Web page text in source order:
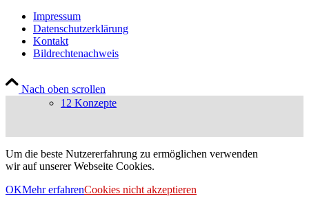
12 Konzepte
Impressum
Datenschutzerklärung
Kontakt
Bildrechtenachweis
Nach oben scrollen
Um die beste Nutzererfahrung zu ermöglichen verwenden
wir auf unserer Webseite Cookies.
OKMehr erfahrenCookies nicht akzeptieren